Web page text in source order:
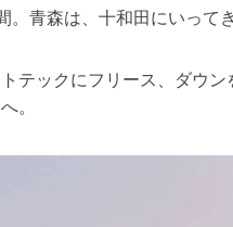
青森は、十和田にいってき
テックにフリース、ダウン
。